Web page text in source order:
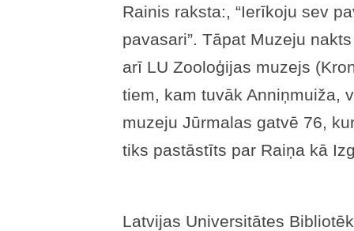
Rainis raksta:, “Ierīkoju sev
pavasari”. Tāpat Muzeju
arī LU Zooloģijas muzejs
tiem, kam tuvāk Anniņmuiža,
muzeju Jūrmalas gatvē 76,
tiks pastāstīts par Raiņa kā
Latvijas Universitātes